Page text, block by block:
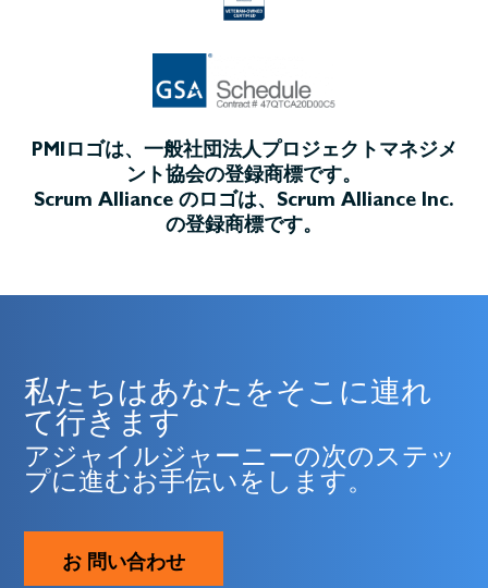
PMIロゴは、一般社団法人プロジェクトマネジメ
ント協会の登録商標です。
Scrum Alliance のロゴは、Scrum Alliance Inc.
の登録商標です。
私たちはあなたをそこに連れ
て行きます
アジャイルジャーニーの次のステッ
プに進むお手伝いをします。
お 問い合わせ